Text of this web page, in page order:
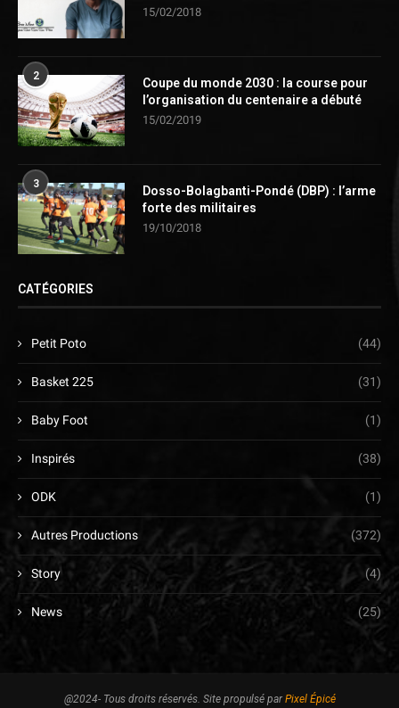
15/02/2018
2
Coupe du monde 2030 : la course pour
l’organisation du centenaire a débuté
15/02/2019
3
Dosso-Bolagbanti-Pondé (DBP) : l’arme
forte des militaires
19/10/2018
CATÉGORIES
Petit Poto (44)
Basket 225 (31)
Baby Foot (1)
Inspirés (38)
ODK (1)
Autres Productions (372)
Story (4)
News (25)
@2024- Tous droits réservés. Site propulsé par Pixel Épicé